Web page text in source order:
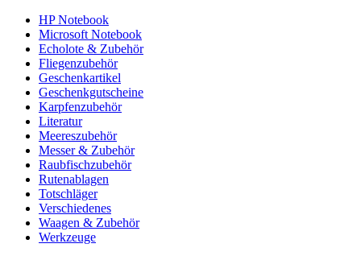
HP Notebook
Microsoft Notebook
Echolote & Zubehör
Fliegenzubehör
Geschenkartikel
Geschenkgutscheine
Karpfenzubehör
Literatur
Meereszubehör
Messer & Zubehör
Raubfischzubehör
Rutenablagen
Totschläger
Verschiedenes
Waagen & Zubehör
Werkzeuge